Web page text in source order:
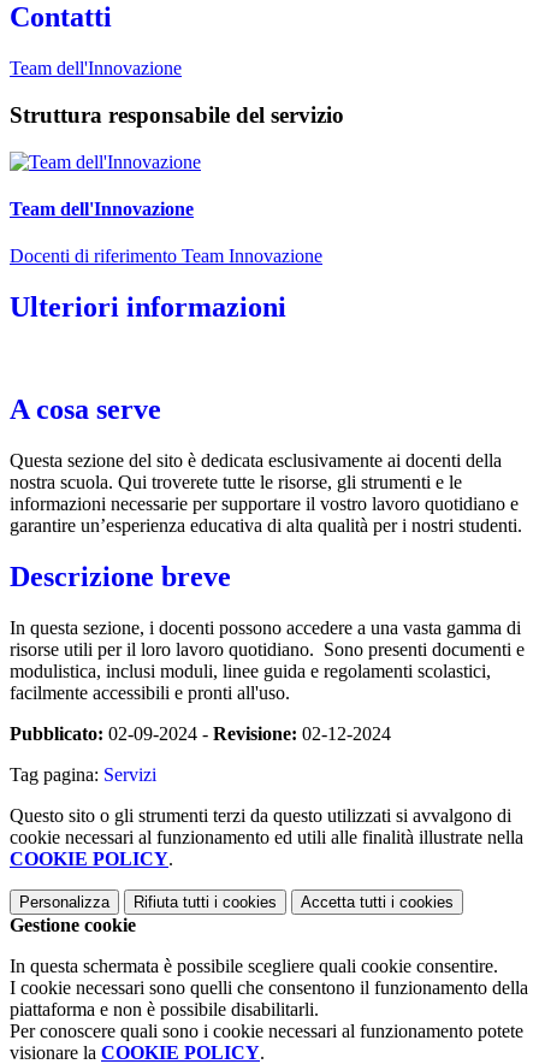
Contatti
Team dell'Innovazione
Struttura responsabile del servizio
Team dell'Innovazione
Docenti di riferimento Team Innovazione
Ulteriori informazioni
A cosa serve
Questa sezione del sito è dedicata esclusivamente ai docenti della
nostra scuola. Qui troverete tutte le risorse, gli strumenti e le
informazioni necessarie per supportare il vostro lavoro quotidiano e
garantire un’esperienza educativa di alta qualità per i nostri studenti.
Descrizione breve
In questa sezione, i docenti possono accedere a una vasta gamma di
risorse utili per il loro lavoro quotidiano. Sono presenti documenti e
modulistica, inclusi moduli, linee guida e regolamenti scolastici,
facilmente accessibili e pronti all'uso.
Pubblicato: 02-09-2024 - Revisione: 02-12-2024
Tag pagina: Servizi
Questo sito o gli strumenti terzi da questo utilizzati si avvalgono di
cookie necessari al funzionamento ed utili alle finalità illustrate nella
COOKIE POLICY.
Personalizza Rifiuta tutti i cookies Accetta tutti i cookies
Gestione cookie
In questa schermata è possibile scegliere quali cookie consentire.
I cookie necessari sono quelli che consentono il funzionamento della
piattaforma e non è possibile disabilitarli.
Per conoscere quali sono i cookie necessari al funzionamento potete
visionare la COOKIE POLICY.